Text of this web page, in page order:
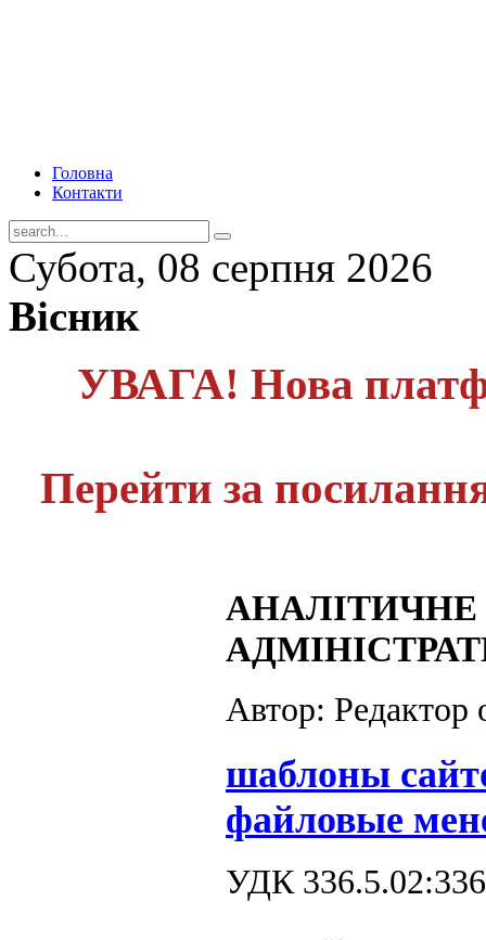
Головна
Контакти
Субота, 08 серпня 2026
Вісник
УВАГА! Нова
Перейти за
АНАЛІТИЧНЕ
Автор: Редактор
шаблоны
файловые
УДК